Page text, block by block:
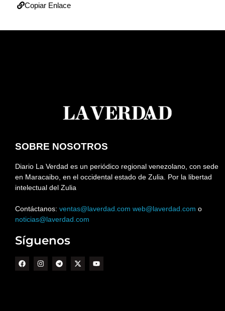
Copiar Enlace
SOBRE NOSOTROS
Diario La Verdad es un periódico regional venezolano, con sede
en Maracaibo, en el occidental estado de Zulia. Por la libertad
intelectual del Zulia
Contáctanos: ventas@laverdad.com web@laverdad.com o
noticias@laverdad.com
Síguenos